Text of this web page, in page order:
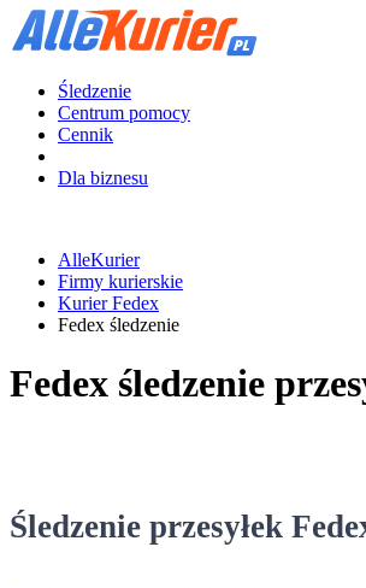
Śledzenie
Centrum pomocy
Cennik
Dla biznesu
AlleKurier
Firmy kurierskie
Kurier Fedex
Fedex śledzenie
Fedex śledzenie
Śledzenie przesyłek